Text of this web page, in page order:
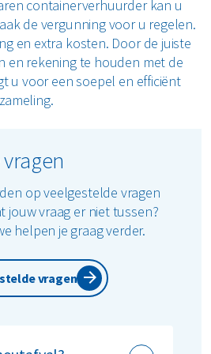
containerverhuurder kan u
de vergunning voor u regelen.
en extra kosten. Door de juiste
en rekening te houden met de
u voor een soepel en efficiënt
op veelgestelde vragen
jouw vraag er niet tussen?
helpen je graag verder.
vragen